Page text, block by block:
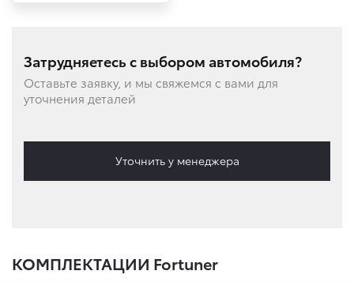
Затрудняетесь с выбором автомобиля?
Оставьте заявку, и мы свяжемся с вами для
уточнения деталей
Уточнить у менеджера
КОМПЛЕКТАЦИИ Fortuner